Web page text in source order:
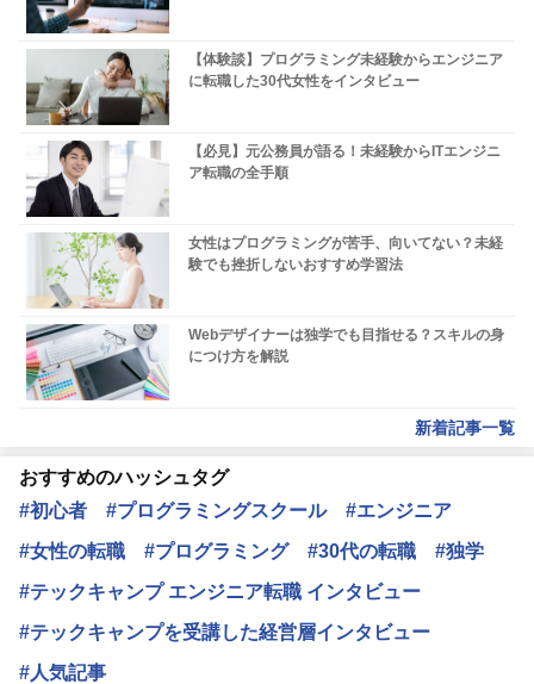
【体験談】プログラミング未経験からエンジニア
に転職した30代女性をインタビュー
【必見】元公務員が語る！未経験からITエンジニ
ア転職の全手順
女性はプログラミングが苦手、向いてない？未経
験でも挫折しないおすすめ学習法
Webデザイナーは独学でも目指せる？スキルの身
につけ方を解説
新着記事一覧
おすすめのハッシュタグ
#初心者
#プログラミングスクール
#エンジニア
#女性の転職
#プログラミング #30代の転職
#独学
#テックキャンプ エンジニア転職 インタビュー
#テックキャンプを受講した経営層インタビュー
#人気記事